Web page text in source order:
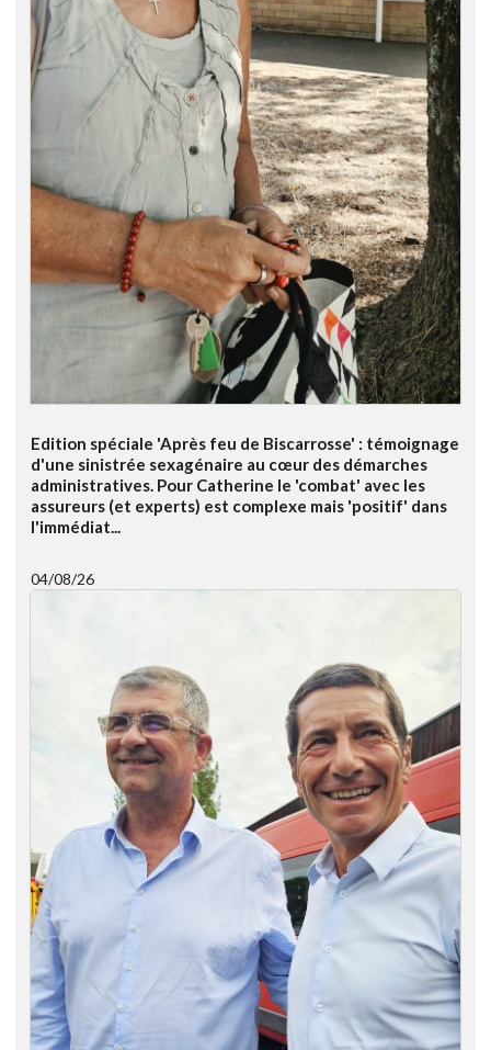
Edition spéciale 'Après feu de Biscarrosse' : témoignage
d'une sinistrée sexagénaire au cœur des démarches
administratives. Pour Catherine le 'combat' avec les
assureurs (et experts) est complexe mais 'positif' dans
l'immédiat...
04/08/26